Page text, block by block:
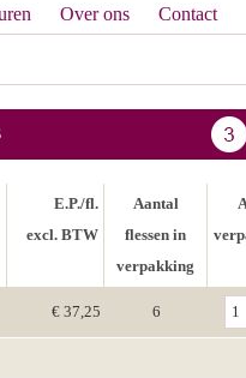
Over ons Contact
E.P./fl.
excl. BTW
Aantal
flessen in
verpakking
€ 37,25 6